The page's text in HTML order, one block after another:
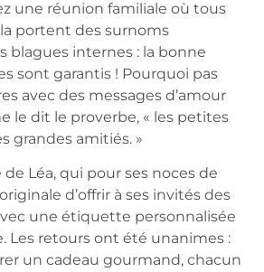
une réunion familiale où tous
portent des surnoms
blagues internes : la bonne
sont garantis ! Pourquoi pas
avec des messages d’amour
le dit le proverbe, « les petites
grandes amitiés. »
de Léa, qui pour ses noces de
d’offrir à ses invités des
une étiquette personnalisée
Les retours ont été unanimes :
un cadeau gourmand, chacun